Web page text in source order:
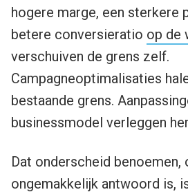
hogere marge, een sterkere
betere conversieratio op de
verschuiven de grens zelf.
Campagneoptimalisaties
bestaande grens.
businessmodel verleggen
Dat onderscheid benoemen,
ongemakkelijk antwoord is,